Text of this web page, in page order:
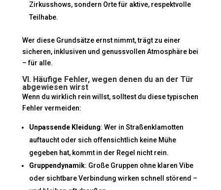
Zirkusshows, sondern Orte für aktive, respektvolle
Teilhabe.
Wer diese Grundsätze ernst nimmt, trägt zu einer
sicheren, inklusiven und genussvollen Atmosphäre bei
– für alle.
VI. Häufige Fehler, wegen denen du an der Tür
abgewiesen wirst
Wenn du wirklich rein willst, solltest du diese typischen
Fehler vermeiden:
Unpassende Kleidung: Wer in Straßenklamotten
auftaucht oder sich offensichtlich keine Mühe
gegeben hat, kommt in der Regel nicht rein.
Gruppendynamik: Große Gruppen ohne klaren Vibe
oder sichtbare Verbindung wirken schnell störend –